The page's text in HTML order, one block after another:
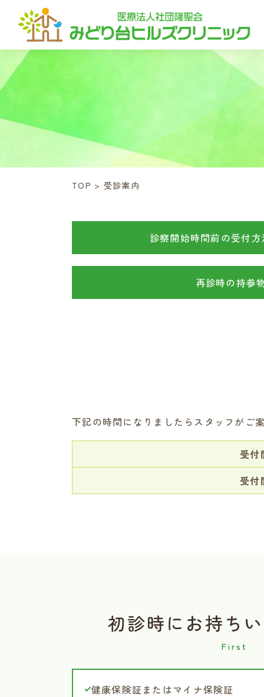
TOP > 受診案内
診察開始時間前の受付
再診時の持参
下記の時間になりましたらスタッフがご
受付
受付
初診時に お持ち
健康保険証またはマイナ保険証